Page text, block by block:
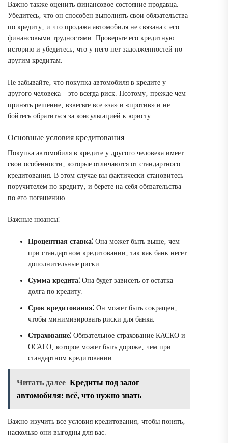
Важно также оценить финансовое состояние продавца.
Убедитесь‚ что он способен выполнять свои обязательства
по кредиту‚ и что продажа автомобиля не связана с его
финансовыми трудностями. Проверьте его кредитную
историю и убедитесь‚ что у него нет задолженностей по
другим кредитам.
Не забывайте‚ что покупка автомобиля в кредите у
другого человека – это всегда риск. Поэтому‚ прежде чем
принять решение‚ взвесьте все «за» и «против» и не
бойтесь обратиться за консультацией к юристу.
Основные условия кредитования
Покупка автомобиля в кредите у другого человека имеет
свои особенности‚ которые отличаются от стандартного
кредитования. В этом случае вы фактически становитесь
поручителем по кредиту‚ и берете на себя обязательства
по его погашению.
Важные нюансы⁚
Процентная ставка⁚ Она может быть выше‚ чем
при стандартном кредитовании‚ так как банк несет
дополнительные риски.
Сумма кредита⁚ Она будет зависеть от остатка
долга по кредиту.
Срок кредитования⁚ Он может быть сокращен‚
чтобы минимизировать риски для банка.
Страхование⁚ Обязательное страхование КАСКО и
ОСАГО‚ которое может быть дороже‚ чем при
стандартном кредитовании.
Читать далее Кредиты под залог
автомобиля: всё, что нужно знать
Важно изучить все условия кредитования‚ чтобы понять‚
насколько они выгодны для вас.